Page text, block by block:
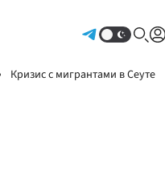
Кризис с мигрантами в Сеуте